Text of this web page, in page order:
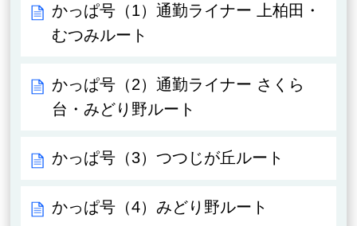
かっぱ号（1）通勤ライナー 上柏田・
むつみルート
かっぱ号（2）通勤ライナー さくら
台・みどり野ルート
かっぱ号（3）つつじが丘ルート
かっぱ号（4）みどり野ルート